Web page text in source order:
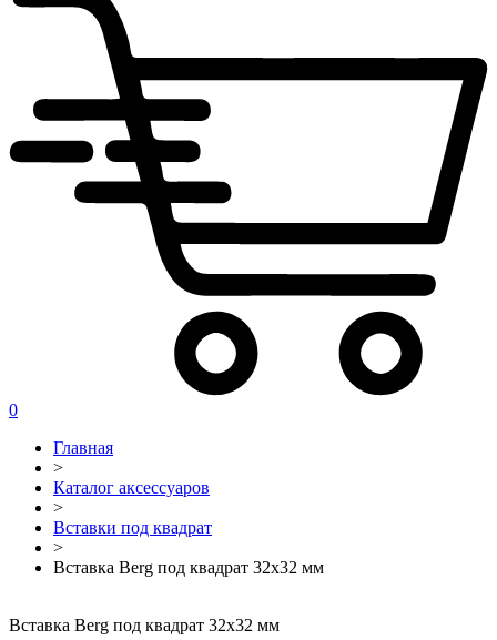
0
Главная
>
Каталог аксессуаров
>
Вставки под квадрат
>
Вставка Berg под квадрат 32х32 мм
Вставка Berg под квадрат 32х32 мм